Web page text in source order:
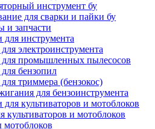
инструмент бу
для сварки и пайки бу
и запчасти
для инструмента
электроинструмента
для промышленных пылесосов
бензопил
триммера (бензокос)
для бензоинструмента
для культиваторов и мотоблоков
культиваторов и мотоблоков
мотоблоков